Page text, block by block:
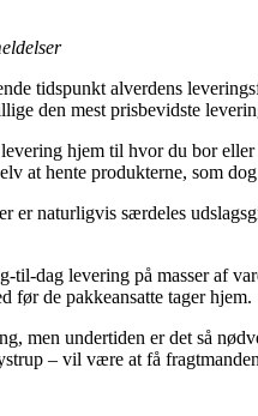
tidspunkt alverdens
den mest prisbevidste
hjem til hvor du bor
at hente produkterne, som
er naturligvis særdeles
til-dag levering på masser af
før de pakkeansatte tager hjem.
men undertiden er det så
– vil være at få